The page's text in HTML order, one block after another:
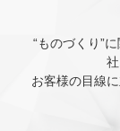
“ものづくり”
お客様の目線